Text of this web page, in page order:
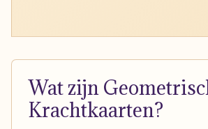
Wat zijn
Krachtkaarten?